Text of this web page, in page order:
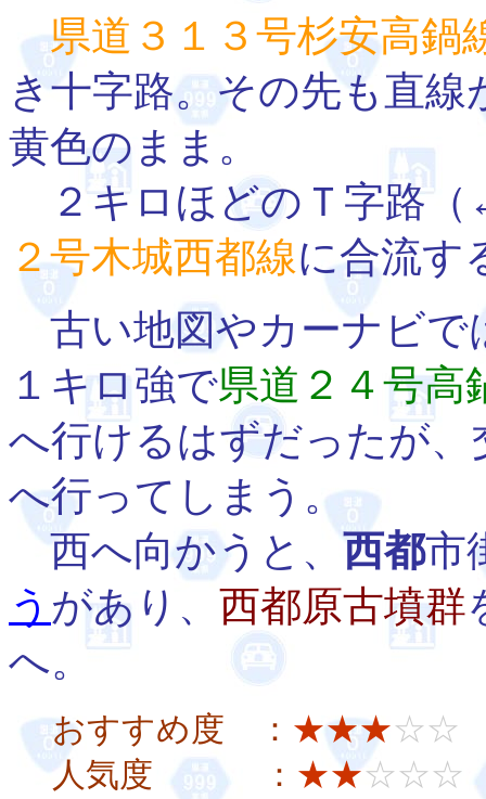
県道３１３号杉安高鍋
き十字路。その先も直
黄色のまま。
２キロほどのＴ字路（
２号木城西都線に合流す
古い地図やカーナビで
１キロ強で県道２４号高
へ行けるはずだったが
へ行ってしまう。
西へ向かうと、西都市
う があり、 西都原古墳群
へ。
おすすめ度 ： ★★★☆☆
人気度 ： ★★☆☆☆